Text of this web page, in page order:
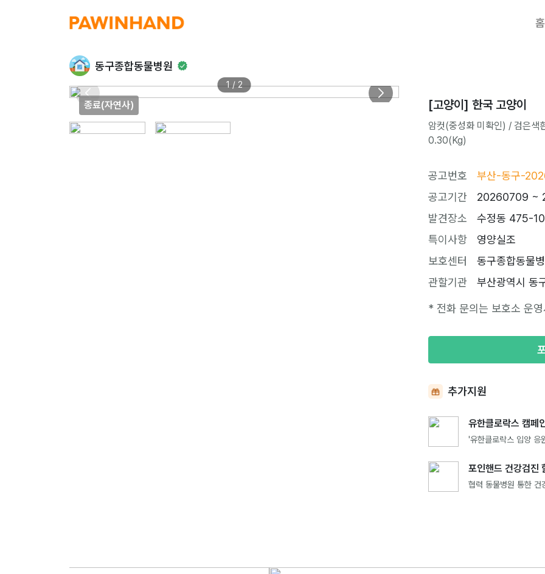
홈
동구종합동물병원
종료(자연사)
1 / 2
[고양이] 한국 고양이
암컷(중성화 미확인) / 검은
0.30(Kg)
공고번호
부산-동구-
공고기간
20260709 ~
발견장소
수정동 475-10
특이사항
영양실조
보호센터
동구종합동물
관할기관
부산광역시 동
* 전화 문의는 보호소 운
추가지원
유한클로락스 캠페
'유한클로락스 입양 응
포인핸드 건강검진
협력 동물병원 통한 건